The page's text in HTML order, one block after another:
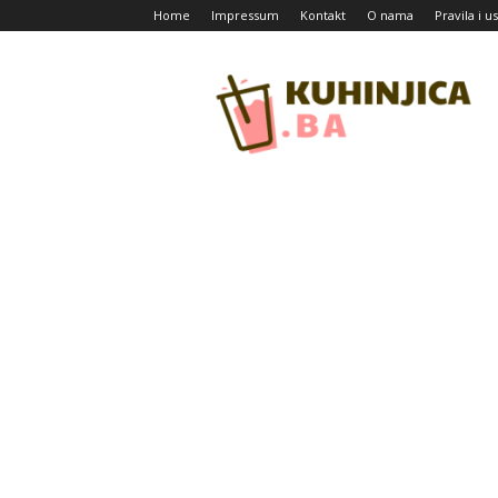
Home Impressum Kontakt O nama Pravila i